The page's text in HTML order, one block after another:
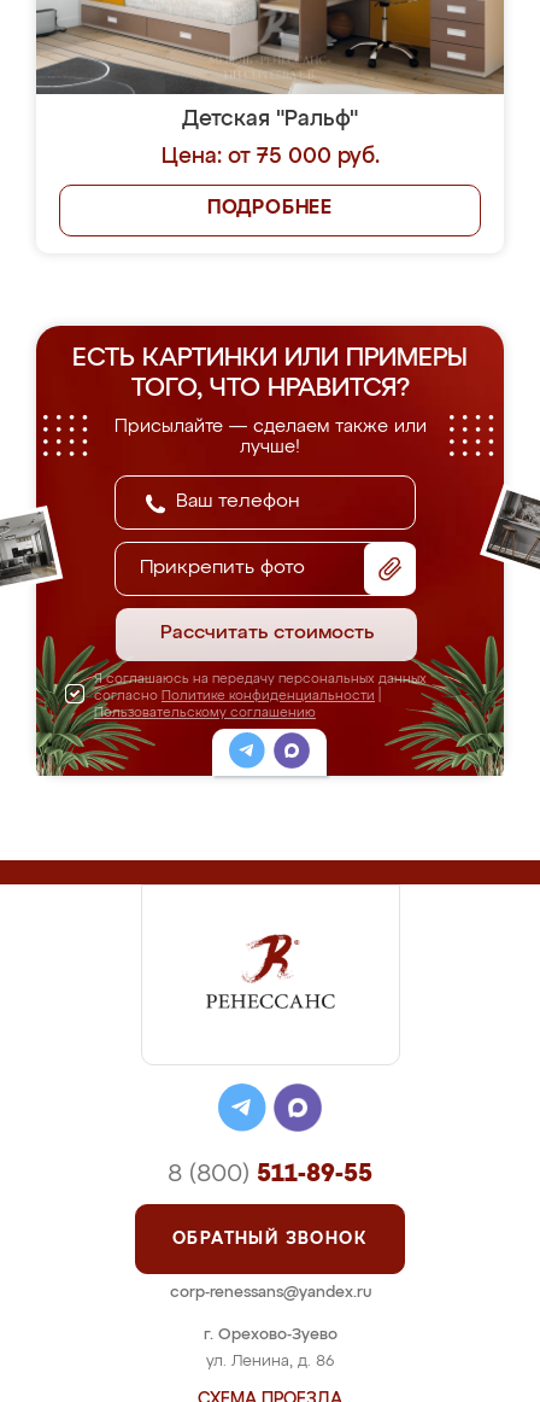
Детская "Ральф"
Цена: от 75 000 руб.
ПОДРОБНЕЕ
ЕСТЬ КАРТИНКИ ИЛИ ПРИМЕРЫ
ТОГО, ЧТО НРАВИТСЯ?
Присылайте — сделаем также или
лучше!
Прикрепить фото
Рассчитать стоимость
Я соглашаюсь на передачу персональных данных
согласно Политике конфиденциальности
Пользовательскому соглашению
г. Орехово-Зуево
ул. Ленина, д. 86
8 (800) 511-89-55
ОБРАТНЫЙ ЗВОНОК
corp-renessans@yandex.ru